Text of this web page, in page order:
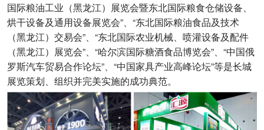
国际粮油工业（黑龙江）展览会暨东北国际粮食仓储设备、
烘干设备及通用设备展览会”、“东北国际粮油食品及技术
（黑龙江）交易会”、“东北国际农业机械、喷灌设备及配件
（黑龙江）展览会”、“哈尔滨国际糖酒食品博览会”、“中国俄
罗斯汽车贸易合作论坛”、“中国家具产业高峰论坛”等是长城
展览策划、组织并完美实施的成功典范。